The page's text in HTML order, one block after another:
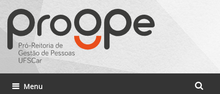
Busca
Toggle navigation